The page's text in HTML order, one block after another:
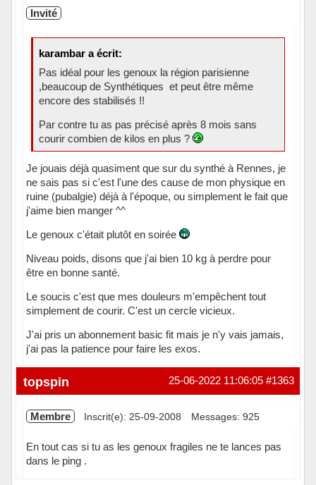
Invité
karambar a écrit:
Pas idéal pour les genoux la région parisienne
,beaucoup de Synthétiques et peut être même
encore des stabilisés !!
Par contre tu as pas précisé après 8 mois sans
courir combien de kilos en plus ?
Je jouais déjà quasiment que sur du synthé à Rennes, je
ne sais pas si c'est l'une des cause de mon physique en
ruine (pubalgie) déjà à l'époque, ou simplement le fait que
j'aime bien manger ^^
Le genoux c'était plutôt en soirée
Niveau poids, disons que j'ai bien 10 kg à perdre pour
être en bonne santé.
Le soucis c'est que mes douleurs m'empêchent tout
simplement de courir. C'est un cercle vicieux.
J'ai pris un abonnement basic fit mais je n'y vais jamais,
j'ai pas la patience pour faire les exos.
#1363
25-06-2022 11:06:05
topspin
Membre Inscrit(e): 25-09-2008 Messages: 925
En tout cas si tu as les genoux fragiles ne te lances pas
dans le ping .